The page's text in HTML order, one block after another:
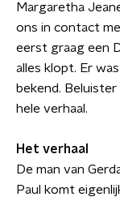
Margaretha
ons in contact
eerst graag een
alles klopt. Er
bekend.
hele verhaal.
Het verhaal
De man van
Paul komt